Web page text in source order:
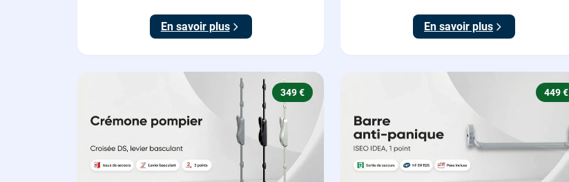
En savoir plus
tringle plate et réglage des deux points de
En savoir plus
349 € 449 €